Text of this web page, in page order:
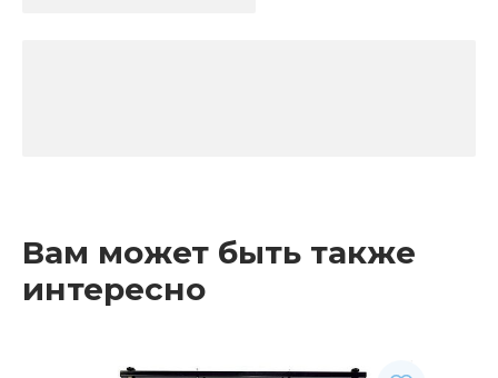
Вам может быть также
интересно